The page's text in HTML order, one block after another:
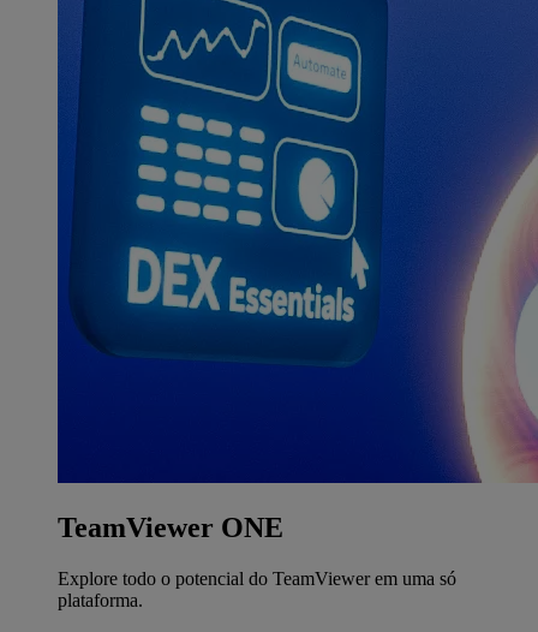
TeamViewer ONE
Explore todo o potencial do TeamViewer em uma só
plataforma.